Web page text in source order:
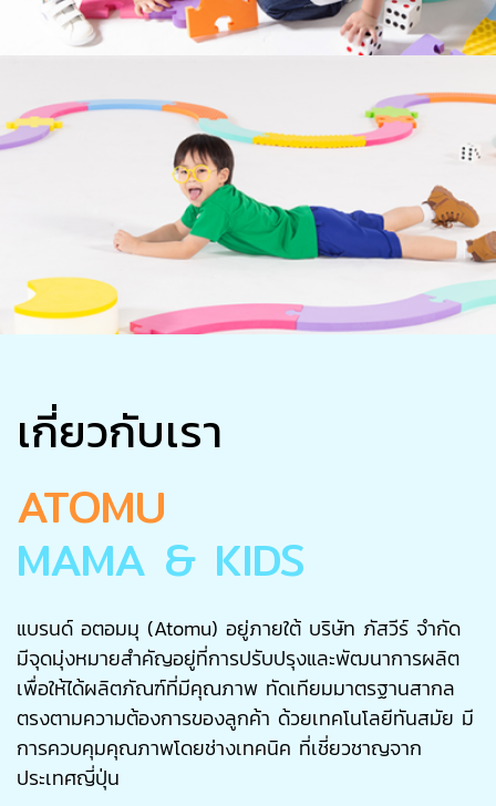
เกี่ยวกับเรา
ATOMU
MAMA & KIDS
แบรนด์ อตอมมุ (Atomu) อยู่ภายใต้ บริษัท ภัสวีร์ จำกัด
มีจุดมุ่งหมายสำคัญอยู่ที่การปรับปรุงและพัฒนาการผลิต
เพื่อให้ได้ผลิตภัณฑ์ที่มีคุณภาพ ทัดเทียมมาตรฐานสากล
ตรงตามความต้องการของลูกค้า ด้วยเทคโนโลยีทันสมัย มี
การควบคุมคุณภาพโดยช่างเทคนิค ที่เชี่ยวชาญจาก
ประเทศญี่ปุ่น